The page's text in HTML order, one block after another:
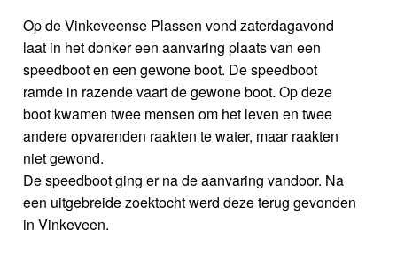
Op de Vinkeveense Plassen vond zaterdagavond
laat in het donker een aanvaring plaats van een
speedboot en een gewone boot. De speedboot
ramde in razende vaart de gewone boot. Op deze
boot kwamen twee mensen om het leven en twee
andere opvarenden raakten te water, maar raakten
niet gewond.
De speedboot ging er na de aanvaring vandoor. Na
een uitgebreide zoektocht werd deze terug gevonden
in Vinkeveen.